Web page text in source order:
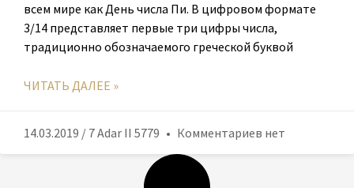
всем мире как День числа Пи. В цифровом формате
3/14 представляет первые три цифры числа,
традиционно обозначаемого греческой буквой
ЧИТАТЬ ДАЛЕЕ »
14.03.2019 / 7 Adar II 5779 Комментариев нет